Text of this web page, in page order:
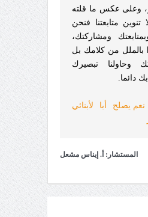
وعلى عكس ما قلته
تنوين متابعتنا فنحن
ومشاركتك،
بالملل من كلامك بل
وحاولنا تبصيرك
دائما.
نعم يصلح أبا لأبنائي
المستشار: أ. إيناس مشعل